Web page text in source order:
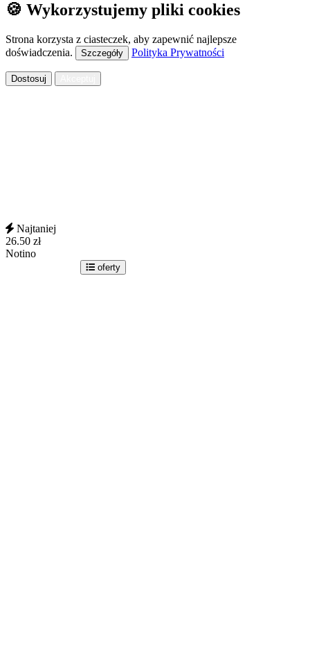
🍪 Wykorzystujemy pliki cookies
Strona korzysta z ciasteczek, aby zapewnić najlepsze
doświadczenia.
Szczegóły Polityka Prywatności
Dostosuj
Najtaniej
26.50 zł
Notino
oferty